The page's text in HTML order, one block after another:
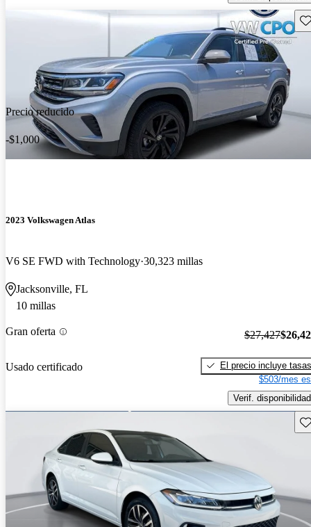
Precio reducido
-$1,000
2023 Volkswagen Atlas
V6 SE FWD with Technology 30,323 millas
Jacksonville, FL
10 millas
Gran oferta
Usado certificado
$27,427
El precio incluye tasas
$503/mes
Verif. disponibilidad